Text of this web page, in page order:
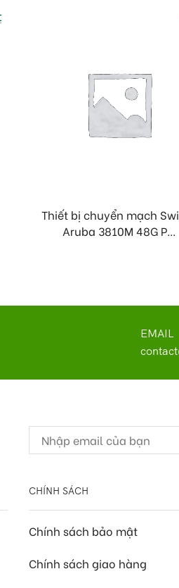
Thiết bị chuyển mạch
Aruba 3810M 48G P...
EMAIL
CHÍNH SÁCH
Chính sách bảo mật
Chính sách giao hàng